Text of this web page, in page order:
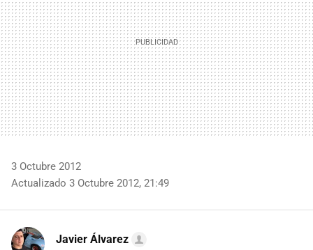
3 Octubre 2012
Actualizado 3 Octubre 2012, 21:49
Javier Álvarez